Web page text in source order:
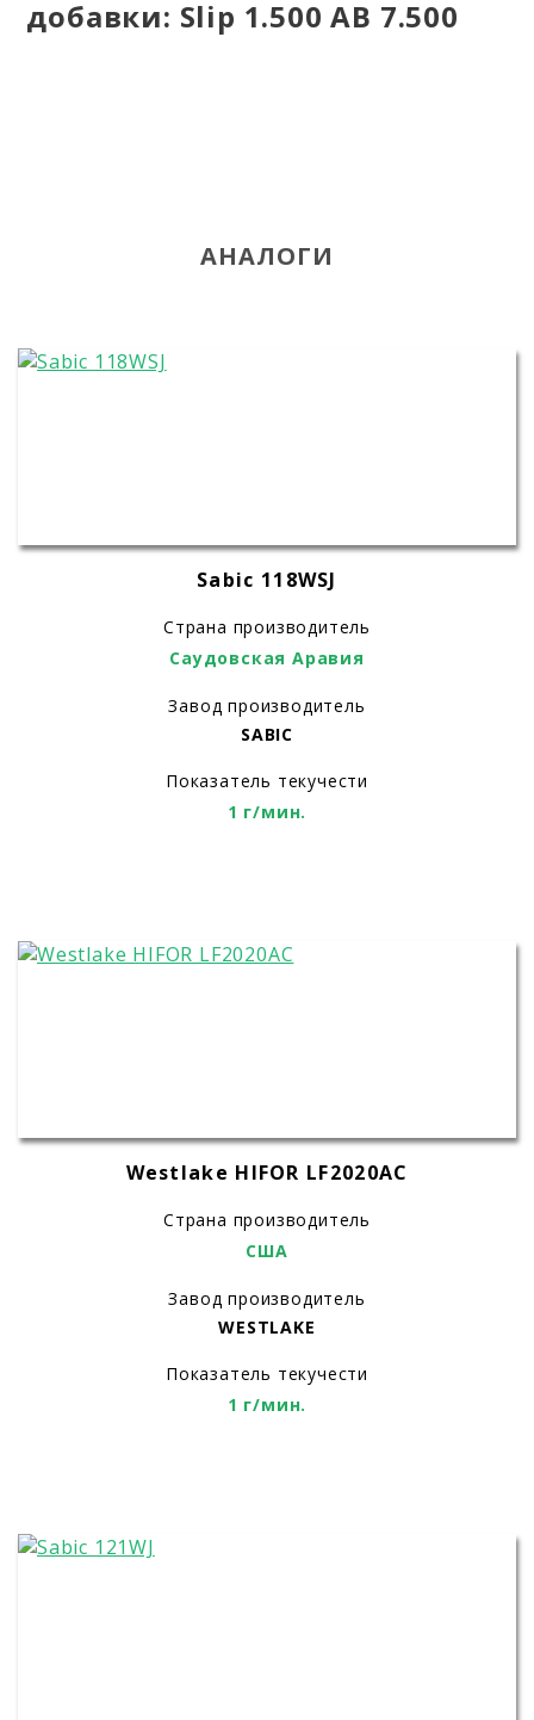
добавки: Slip 1.500 AB 7.500
АНАЛОГИ
Sabic 118WSJ
Страна производитель
Саудовская Аравия
Завод производитель
SABIC
Показатель текучести
1 г/мин.
Westlake HIFOR LF2020AC
Страна производитель
США
Завод производитель
WESTLAKE
Показатель текучести
1 г/мин.